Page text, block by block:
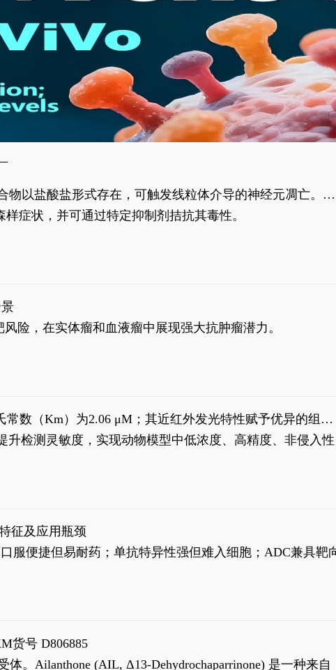
以盐酸盐形式存在，可触发线粒体介导的神经元凋亡。其
与行为表型。
症状，并可通过特定抑制剂拮抗其毒性。
险，在实体瘤和血液瘤中展现强大抗肿瘤潜力。
常数（Km）为2.06 μM；其近红外发光特性赋予优异的组织
入式生物发光动态追踪。
检测灵敏度，实现动物模型中低浓度、高精度、非侵入性
征及应用瓶颈
服便捷但易耐药；单抗特异性强但难入细胞；ADC兼具靶
货号 D806885
。Ailanthone (AIL, Δ13-Dehydrochaparrinone) 是一种来自